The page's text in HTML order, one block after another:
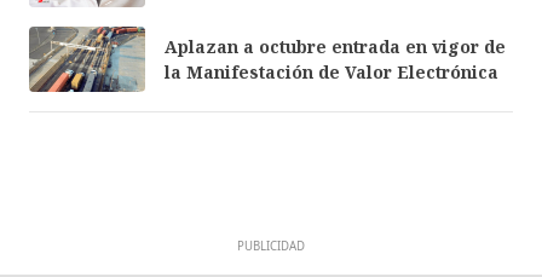
Aplazan a octubre entrada en vigor de
la Manifestación de Valor Electrónica
PUBLICIDAD